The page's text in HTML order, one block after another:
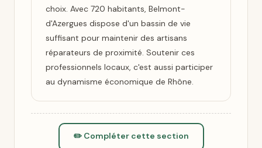
choix. Avec 720 habitants, Belmont-
d'Azergues dispose d'un bassin de vie
suffisant pour maintenir des artisans
réparateurs de proximité. Soutenir ces
professionnels locaux, c'est aussi participer
au dynamisme économique de Rhône.
✏️ Compléter cette section